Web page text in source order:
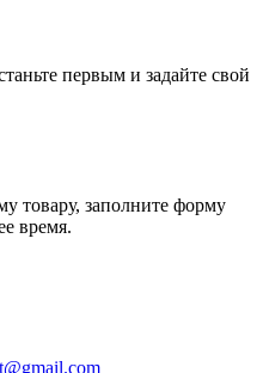
первым и задайте свой
товару, заполните форму
время.